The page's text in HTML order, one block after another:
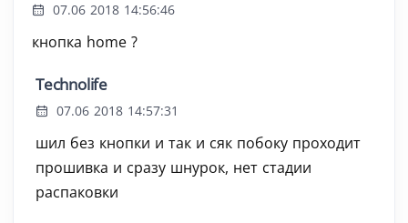
07.06 2018 14:56:46
кнопка home ?
Technolife
07.06 2018 14:57:31
шил без кнопки и так и сяк побоку проходит
прошивка и сразу шнурок, нет стадии
распаковки